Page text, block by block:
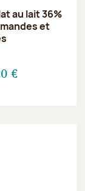
au lait 36%
et
:
€